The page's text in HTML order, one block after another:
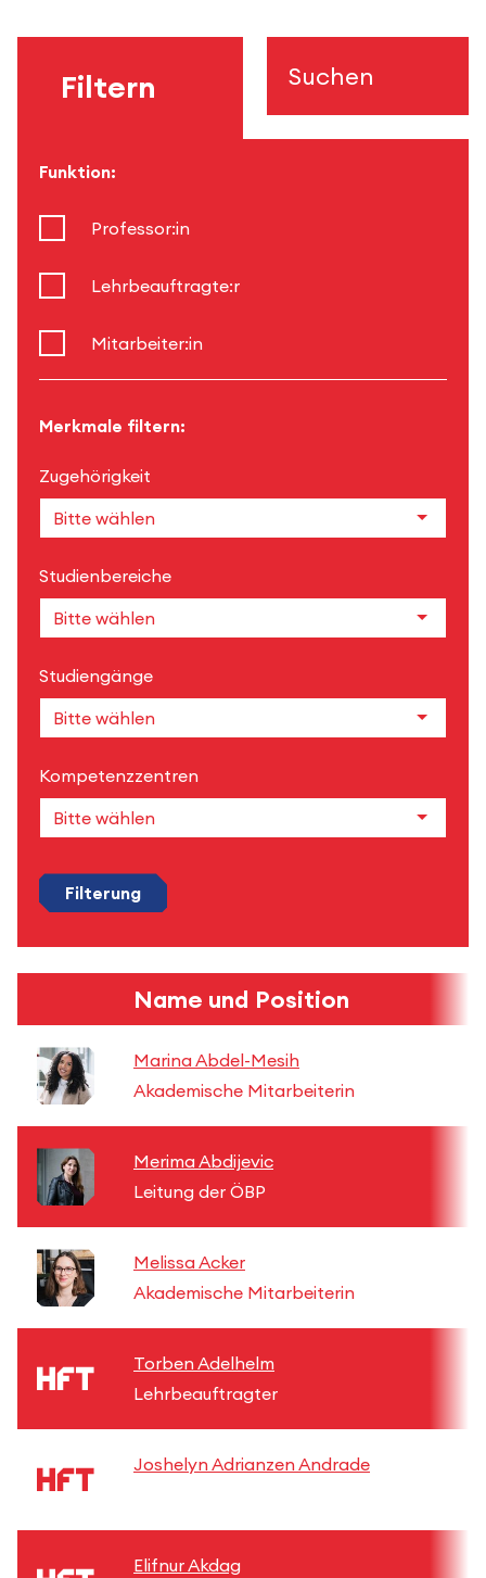
Filtern Suchen
Funktion:
Professor:in
Lehrbeauftragte:r
Mitarbeiter:in
Merkmale filtern:
Zugehörigkeit
Studienbereiche
Studiengänge
Kompetenzzentren
Filterung
Name und Position
Marina Abdel-Mesih
Akademische Mitarbeiterin
Merima Abdijevic
Leitung der ÖBP
Melissa Acker
Akademische Mitarbeiterin
Torben Adelhelm
Lehrbeauftragter
Joshelyn Adrianzen Andrade
Elifnur Akdag